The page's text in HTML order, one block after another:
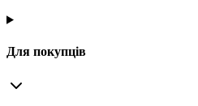
Для покупців